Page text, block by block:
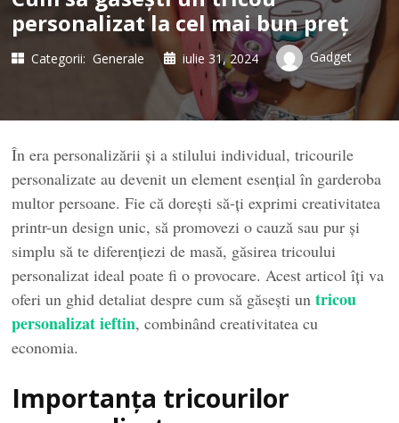
personalizat la cel mai bun preț
Categorii: Generale iulie 31, 2024 Gadget
În era personalizării și a stilului individual, tricourile
personalizate au devenit un element esențial în garderoba
multor persoane. Fie că dorești să-ți exprimi creativitatea
printr-un design unic, să promovezi o cauză sau pur și
simplu să te diferențiezi de masă, găsirea tricoului
personalizat ideal poate fi o provocare. Acest articol îți va
oferi un ghid detaliat despre cum să găsești untricou
personalizat ieftin, combinând creativitatea cu
economia.
Importanța tricourilor